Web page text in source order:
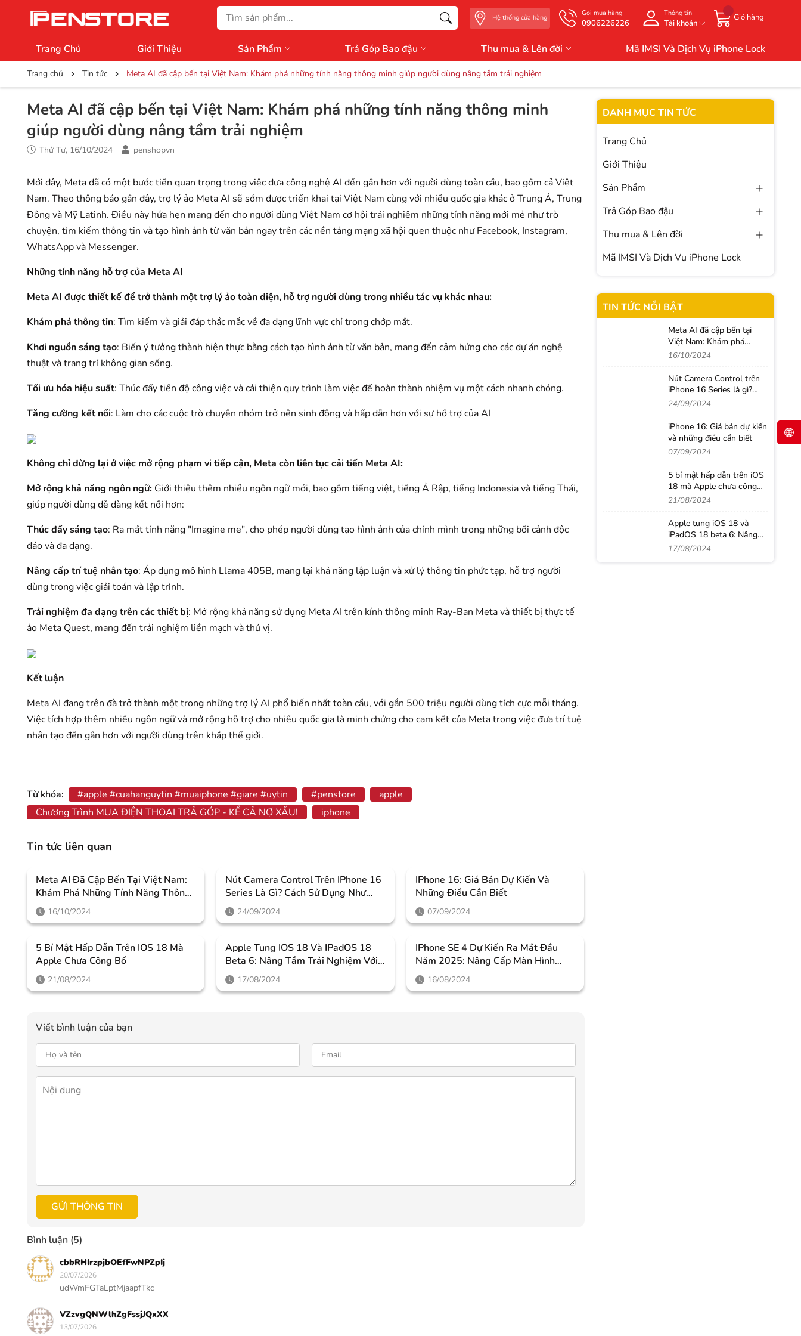
Hệ thống cửa hàng
Gọi mua hàng
0906226226
Thông tin
Tài khoản
Giỏ hàng
Trang Chủ Giới Thiệu Sản Phẩm Trả Góp Bao đậu Thu mua & Lên đời Mã IMSI Và Dịch Vụ iPhone Lock
Trang chủ Tin tức Meta AI đã cập bến tại Việt Nam: Khám phá những tính năng thông minh giúp người dùng nâng tầm trải nghiệm
Meta AI đã cập bến tại Việt Nam: Khám phá những tính năng thông minh
giúp người dùng nâng tầm trải nghiệm
Thứ Tư, 16/10/2024 penshopvn
Mới đây, Meta đã có một bước tiến quan trọng trong việc đưa công nghệ AI đến gần hơn với người dùng toàn cầu, bao gồm cả Việt
Nam. Theo thông báo gần đây, trợ lý ảo Meta AI sẽ sớm được triển khai tại Việt Nam cùng với nhiều quốc gia khác ở Trung Á, Trung
Đông và Mỹ Latinh. Điều này hứa hẹn mang đến cho người dùng Việt Nam cơ hội trải nghiệm những tính năng mới mẻ như trò
chuyện, tìm kiếm thông tin và tạo hình ảnh từ văn bản ngay trên các nền tảng mạng xã hội quen thuộc như Facebook, Instagram,
WhatsApp và Messenger.
Những tính năng hỗ trợ của Meta AI
Meta AI được thiết kế để trở thành một trợ lý ảo toàn diện, hỗ trợ người dùng trong nhiều tác vụ khác nhau:
Khám phá thông tin: Tìm kiếm và giải đáp thắc mắc về đa dạng lĩnh vực chỉ trong chớp mắt.
Khơi nguồn sáng tạo: Biến ý tưởng thành hiện thực bằng cách tạo hình ảnh từ văn bản, mang đến cảm hứng cho các dự án nghệ
thuật và trang trí không gian sống.
Tối ưu hóa hiệu suất: Thúc đẩy tiến độ công việc và cải thiện quy trình làm việc để hoàn thành nhiệm vụ một cách nhanh chóng.
Tăng cường kết nối: Làm cho các cuộc trò chuyện nhóm trở nên sinh động và hấp dẫn hơn với sự hỗ trợ của AI
Không chỉ dừng lại ở việc mở rộng phạm vi tiếp cận, Meta còn liên tục cải tiến Meta AI:
Mở rộng khả năng ngôn ngữ: Giới thiệu thêm nhiều ngôn ngữ mới, bao gồm tiếng việt, tiếng Ả Rập, tiếng Indonesia và tiếng Thái,
giúp người dùng dễ dàng kết nối hơn:
Thúc đẩy sáng tạo: Ra mắt tính năng "Imagine me", cho phép người dùng tạo hình ảnh của chính mình trong những bối cảnh độc
đáo và đa dạng.
Nâng cấp trí tuệ nhân tạo: Áp dụng mô hình Llama 405B, mang lại khả năng lập luận và xử lý thông tin phức tạp, hỗ trợ người
dùng trong việc giải toán và lập trình.
Trải nghiệm đa dạng trên các thiết bị: Mở rộng khả năng sử dụng Meta AI trên kính thông minh Ray-Ban Meta và thiết bị thực tế
ảo Meta Quest, mang đến trải nghiệm liền mạch và thú vị.
Kết luận
Meta AI đang trên đà trở thành một trong những trợ lý AI phổ biến nhất toàn cầu, với gần 500 triệu người dùng tích cực mỗi tháng.
Việc tích hợp thêm nhiều ngôn ngữ và mở rộng hỗ trợ cho nhiều quốc gia là minh chứng cho cam kết của Meta trong việc đưa trí tuệ
nhân tạo đến gần hơn với người dùng trên khắp thế giới.
Từ khóa: #apple #cuahanguytin #muaiphone #giare #uytin #penstore
apple
Chương Trình MUA ĐIỆN THOẠI TRẢ GÓP - KỂ CẢ NỢ XẤU!
iphone
Tin tức liên quan
Meta AI Đã Cập Bến Tại Việt Nam:
Khám Phá Những Tính Năng Thông
Minh Giúp Người Dùng Nâng Tầm
Trải Nghiệm
16/10/2024
Nút Camera Control Trên IPhone 16
Series Là Gì? Cách Sử Dụng Như
Thế Nào?
24/09/2024
IPhone 16: Giá Bán Dự Kiến Và
Những Điều Cần Biết
07/09/2024
5 Bí Mật Hấp Dẫn Trên IOS 18 Mà
Apple Chưa Công Bố
21/08/2024
Apple Tung IOS 18 Và IPadOS 18
Beta 6: Nâng Tầm Trải Nghiệm Với
Loạt Tính Năng Đột Phá Mới
17/08/2024
IPhone SE 4 Dự Kiến Ra Mắt Đầu
Năm 2025: Nâng Cấp Màn Hình
OLED Và Tích Hợp Apple
Intelligence
16/08/2024
Viết bình luận của bạn
GỬI THÔNG TIN
Bình luận (5)
cbbRHIrzpjbOEfFwNPZpIj
20/07/2026
udWmFGTaLptMjaapfTkc
VZzvgQNWlhZgFssjJQxXX
13/07/2026
DANH MỤC TIN TỨC
Trang Chủ
Giới Thiệu
Sản Phẩm
Trả Góp Bao đậu
Thu mua & Lên đời
Mã IMSI Và Dịch Vụ iPhone Lock
TIN TỨC NỔI BẬT
Meta AI đã cập bến tại
Việt Nam: Khám phá
những tính năng thông
nâng tầm trải nghiệm
16/10/2024
Nút Camera Control trên
iPhone 16 Series là gì?
Cách sử dụng như thế
24/09/2024
iPhone 16: Giá bán dự kiến
và những điều cần biết
07/09/2024
5 bí mật hấp dẫn trên iOS
18 mà Apple chưa công
bố
21/08/2024
Apple tung iOS 18 và
iPadOS 18 beta 6: Nâng
tầm trải nghiệm với loạt
17/08/2024